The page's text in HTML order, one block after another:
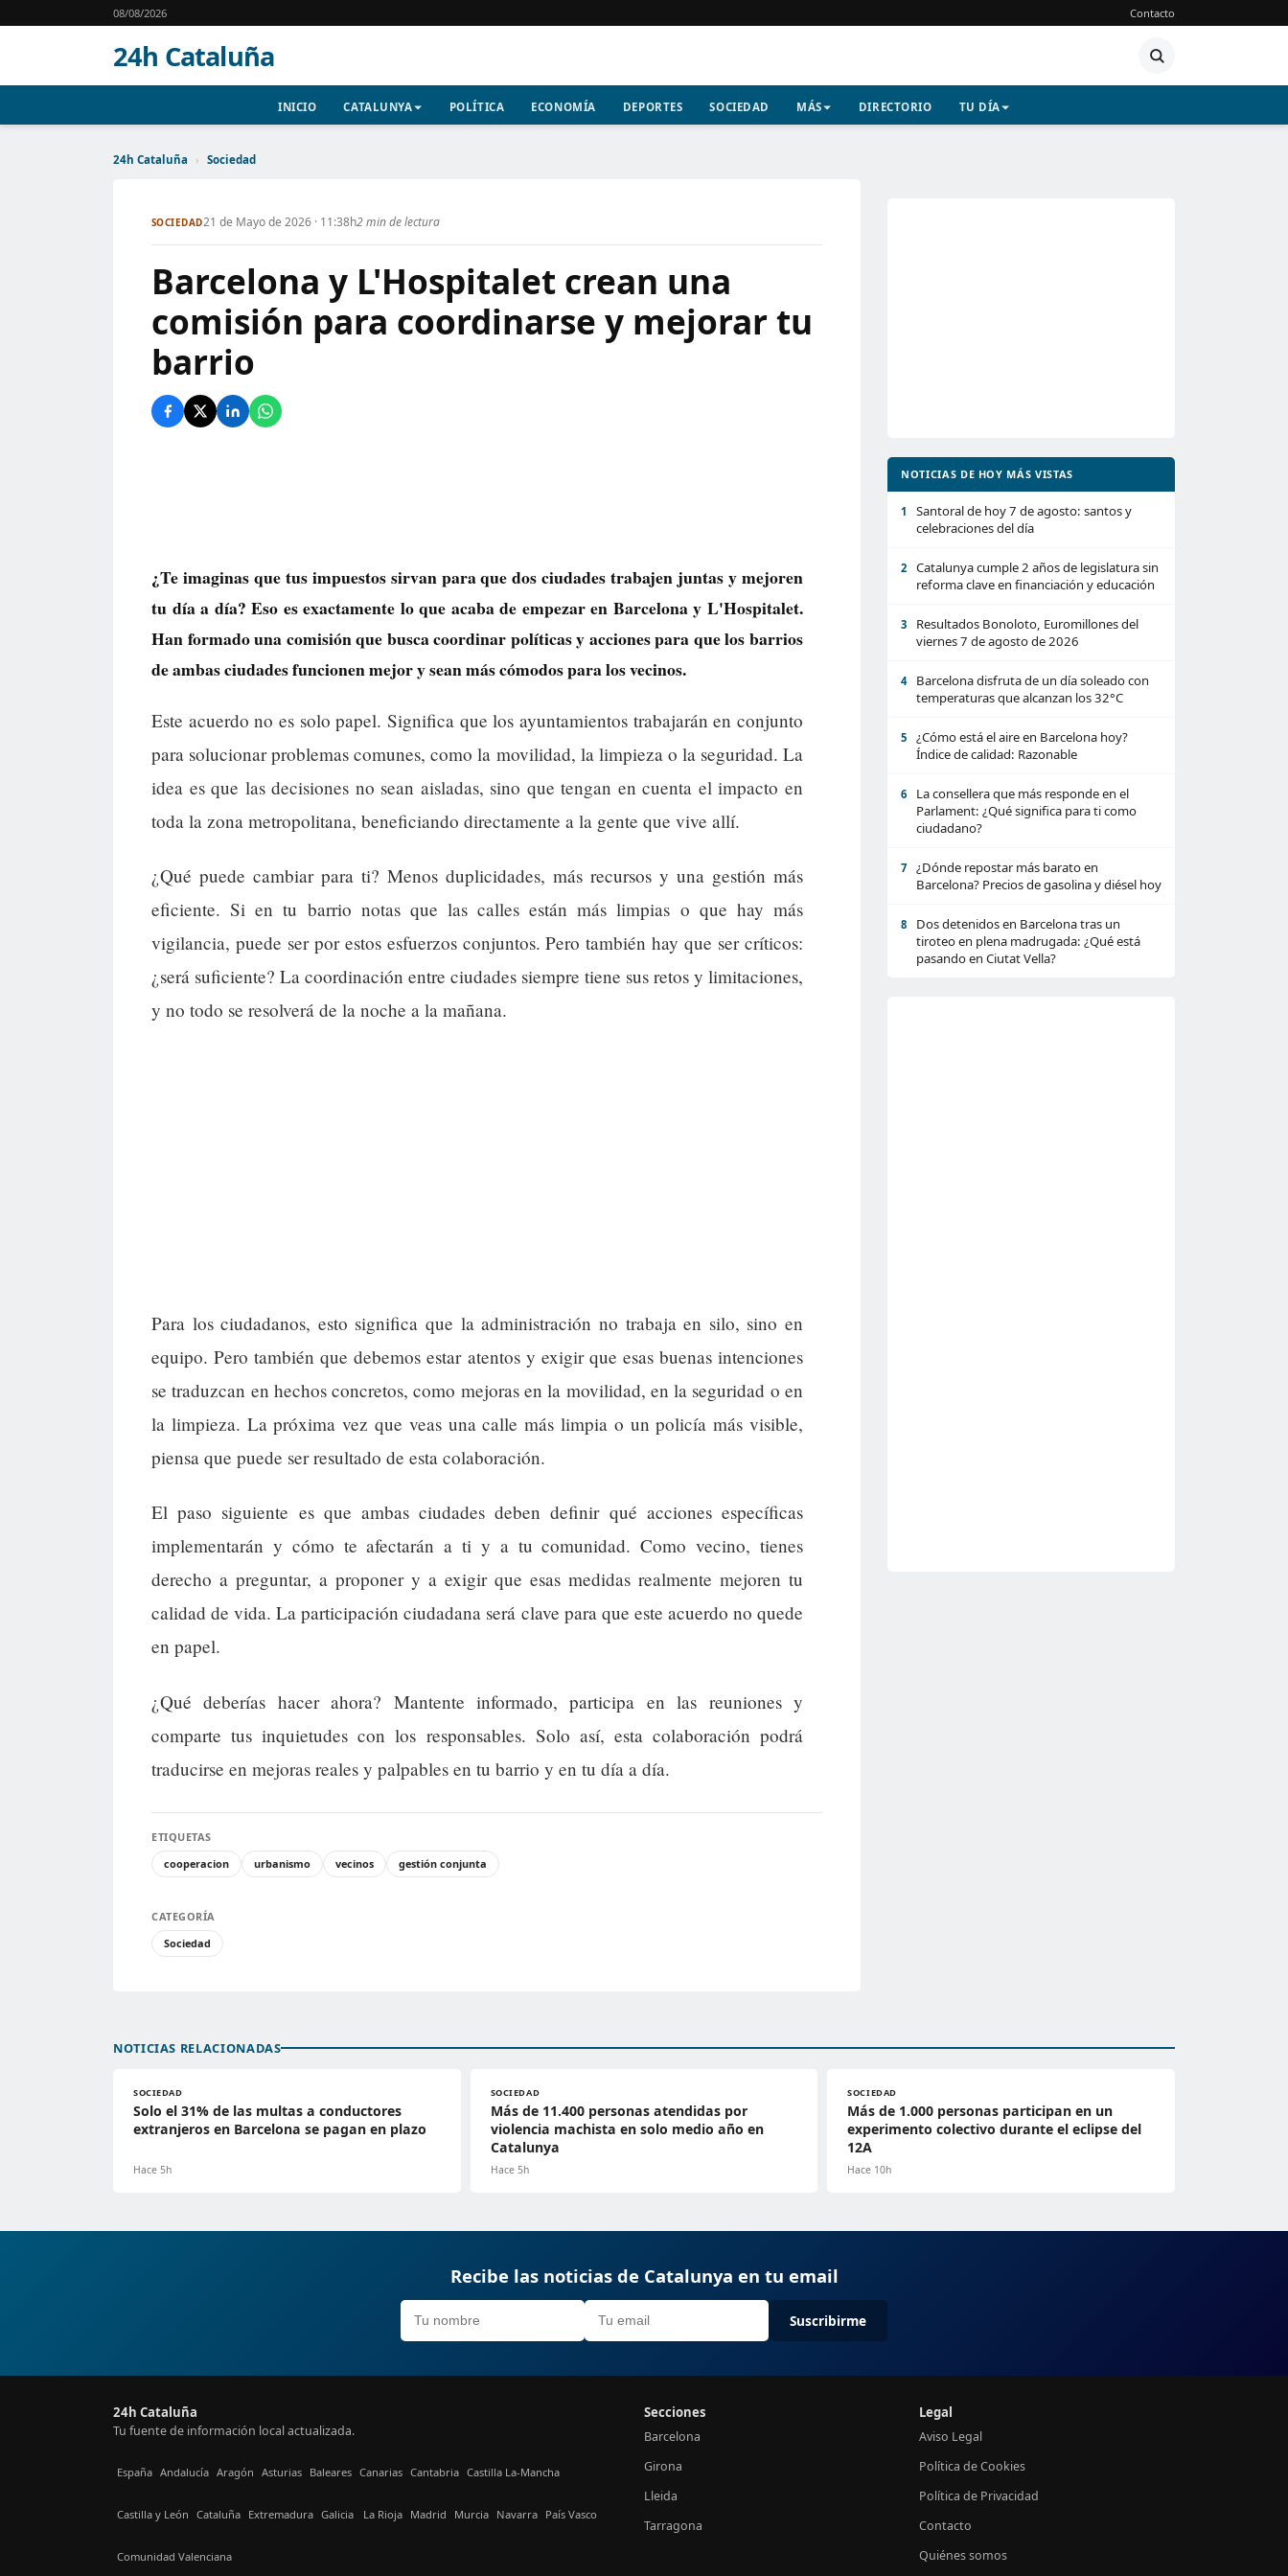
08/08/2026 Contacto
24h Cataluña
INICIO CATALUNYA POLÍTICA ECONOMÍA DEPORTES SOCIEDAD MÁS DIRECTORIO TU DÍA
24h Cataluña › Sociedad
SOCIEDAD21 de Mayo de 2026 · 11:38h2 min de lectura
Barcelona y L'Hospitalet crean una
comisión para coordinarse y mejorar tu
barrio
¿Te imaginas que tus impuestos sirvan para que dos ciudades trabajen juntas y mejoren
tu día a día? Eso es exactamente lo que acaba de empezar en Barcelona y L'Hospitalet.
Han formado una comisión que busca coordinar políticas y acciones para que los barrios
de ambas ciudades funcionen mejor y sean más cómodos para los vecinos.
Este acuerdo no es solo papel. Significa que los ayuntamientos trabajarán en conjunto
para solucionar problemas comunes, como la movilidad, la limpieza o la seguridad. La
idea es que las decisiones no sean aisladas, sino que tengan en cuenta el impacto en
toda la zona metropolitana, beneficiando directamente a la gente que vive allí.
¿Qué puede cambiar para ti? Menos duplicidades, más recursos y una gestión más
eficiente. Si en tu barrio notas que las calles están más limpias o que hay más
vigilancia, puede ser por estos esfuerzos conjuntos. Pero también hay que ser críticos:
¿será suficiente? La coordinación entre ciudades siempre tiene sus retos y limitaciones,
y no todo se resolverá de la noche a la mañana.
Para los ciudadanos, esto significa que la administración no trabaja en silo, sino en
equipo. Pero también que debemos estar atentos y exigir que esas buenas intenciones
se traduzcan en hechos concretos, como mejoras en la movilidad, en la seguridad o en
la limpieza. La próxima vez que veas una calle más limpia o un policía más visible,
piensa que puede ser resultado de esta colaboración.
El paso siguiente es que ambas ciudades deben definir qué acciones específicas
implementarán y cómo te afectarán a ti y a tu comunidad. Como vecino, tienes
derecho a preguntar, a proponer y a exigir que esas medidas realmente mejoren tu
calidad de vida. La participación ciudadana será clave para que este acuerdo no quede
en papel.
¿Qué deberías hacer ahora? Mantente informado, participa en las reuniones y
comparte tus inquietudes con los responsables. Solo así, esta colaboración podrá
traducirse en mejoras reales y palpables en tu barrio y en tu día a día.
ETIQUETAS
cooperacion
urbanismo vecinos gestión conjunta
CATEGORÍA
Sociedad
NOTICIAS DE HOY MÁS VISTAS
1
Santoral de hoy 7 de agosto: santos y
celebraciones del día
2
Catalunya cumple 2 años de legislatura sin
reforma clave en financiación y educación
3
Resultados Bonoloto, Euromillones del
viernes 7 de agosto de 2026
4
Barcelona disfruta de un día soleado con
temperaturas que alcanzan los 32°C
5
¿Cómo está el aire en Barcelona hoy?
Índice de calidad: Razonable
6
La consellera que más responde en el
Parlament: ¿Qué significa para ti como
ciudadano?
7
¿Dónde repostar más barato en
Barcelona? Precios de gasolina y diésel hoy
8
Dos detenidos en Barcelona tras un
tiroteo en plena madrugada: ¿Qué está
pasando en Ciutat Vella?
NOTICIAS RELACIONADAS
SOCIEDAD
Solo el 31% de las multas a conductores
extranjeros en Barcelona se pagan en plazo
Hace 5h
SOCIEDAD
Más de 11.400 personas atendidas por
violencia machista en solo medio año en
Catalunya
Hace 5h
SOCIEDAD
Más de 1.000 personas participan en un
experimento colectivo durante el eclipse del
12A
Hace 10h
Recibe las noticias de Catalunya en tu email
Suscribirme
24h Cataluña
Tu fuente de información local actualizada.
España Andalucía Aragón Asturias Baleares Canarias Cantabria Castilla La-Mancha
Castilla y León Cataluña Extremadura Galicia La Rioja Madrid Murcia Navarra País Vasco
Comunidad Valenciana
Secciones
Barcelona
Girona
Lleida
Tarragona
Legal
Aviso Legal
Política de Cookies
Política de Privacidad
Contacto
Quiénes somos